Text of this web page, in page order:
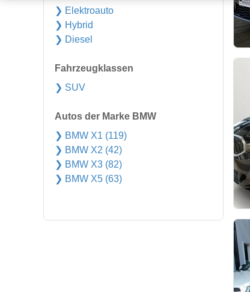
❯ Elektroauto
❯ Hybrid
❯ Diesel
Fahrzeugklassen
❯ SUV
Autos der Marke BMW
❯ BMW X1 (119)
❯ BMW X2 (42)
❯ BMW X3 (82)
❯ BMW X5 (63)